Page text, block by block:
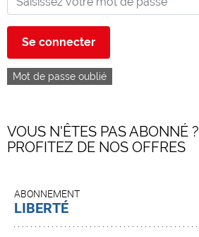
Se connecter
Mot de passe oublié
VOUS N'ÊTES PAS ABONNÉ ?
PROFITEZ DE NOS OFFRES
ABONNEMENT
LIBERTÉ